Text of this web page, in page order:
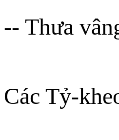
-- Thưa
Các Tỷ-